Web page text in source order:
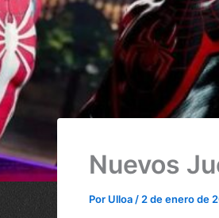
Nuevos
Por Ulloa / 2 de enero de